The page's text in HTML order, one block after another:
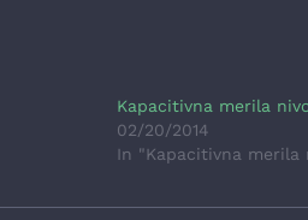
Kapacitivna merila
02/20/2014
In "Kapacitivna merila